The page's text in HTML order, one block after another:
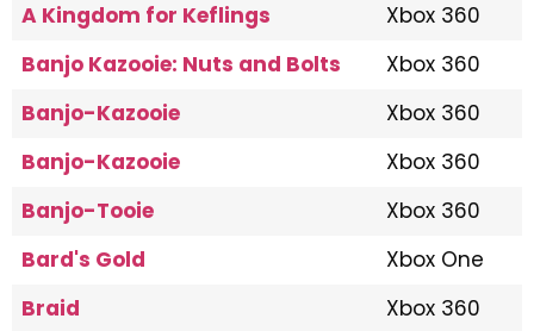
A Kingdom for Keflings
Xbox 360
Banjo Kazooie: Nuts and Bolts
Xbox 360
Banjo-Kazooie
Xbox 360
Banjo-Kazooie
Xbox 360
Banjo-Tooie
Xbox 360
Bard's Gold
Xbox One
Braid
Xbox 360